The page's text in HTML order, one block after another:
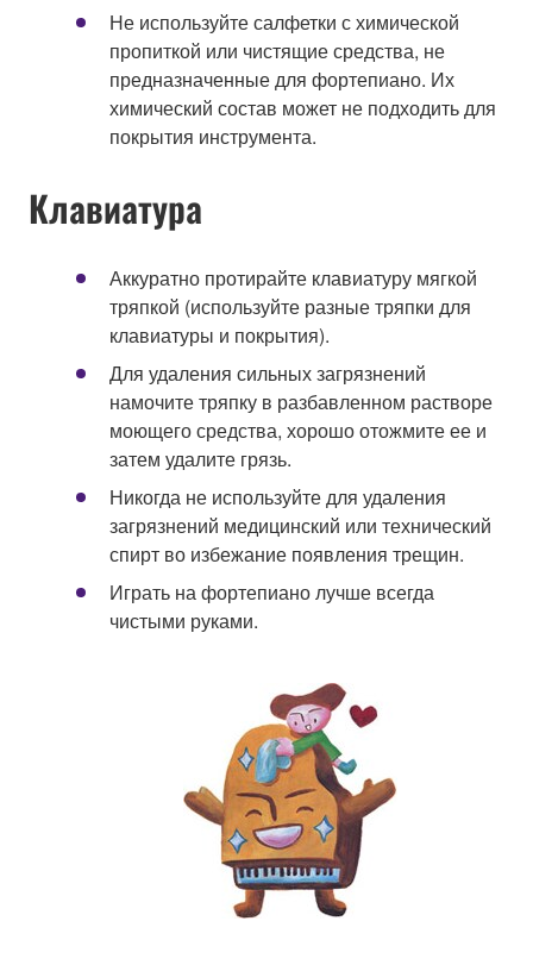
Не используйте салфетки с химической
пропиткой или чистящие средства, не
предназначенные для фортепиано. Их
химический состав может не подходить для
покрытия инструмента.
Клавиатура
Аккуратно протирайте клавиатуру мягкой
тряпкой (используйте разные тряпки для
клавиатуры и покрытия).
Для удаления сильных загрязнений
намочите тряпку в разбавленном растворе
моющего средства, хорошо отожмите ее и
затем удалите грязь.
Никогда не используйте для удаления
загрязнений медицинский или технический
спирт во избежание появления трещин.
Играть на фортепиано лучше всегда
чистыми руками.